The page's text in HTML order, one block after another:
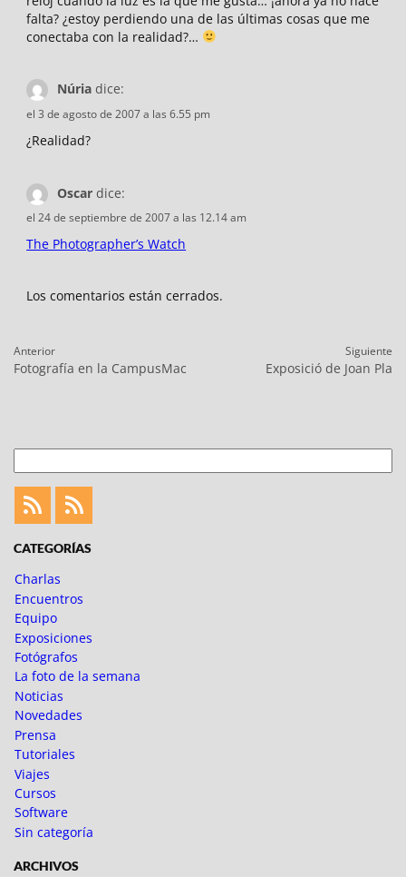
falta? ¿estoy perdiendo una de las últimas cosas que me
conectaba con la realidad?…
Núria dice:
el 3 de agosto de 2007 a las 6.55 pm
¿Realidad?
Oscar dice:
el 24 de septiembre de 2007 a las 12.14 am
The Photographer’s Watch
Los comentarios están cerrados.
Navegación
de
Anterior
Entrada
Fotografía en la CampusMac
Siguiente
Exposició de Joan Pla
Feed
Feed
CATEGORÍAS
Charlas
Encuentros
Equipo
Exposiciones
Fotógrafos
La foto de la semana
Noticias
Novedades
Prensa
Tutoriales
Viajes
Cursos
Software
Sin categoría
ARCHIVOS